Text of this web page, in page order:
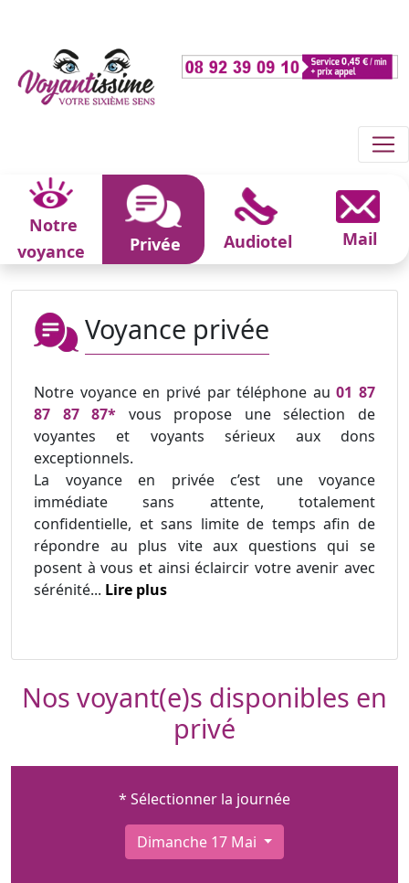
Notre
voyance
Privée Audiotel Mail
Voyance privée
Notre voyance en privé par téléphone au01 87
87 87 87* vous propose une sélection de
voyantes et voyants sérieux aux dons
exceptionnels.
La voyance en privée c’est une voyance
immédiate sans attente, totalement
confidentielle, et sans limite de temps afin de
répondre au plus vite aux questions qui se
posent à vous et ainsi éclaircir votre avenir avec
sérénité... Lire plus
Nos voyant(e)s disponibles en
privé
* Sélectionner la journée
Dimanche 17 Mai